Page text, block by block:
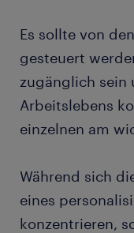
Es sollte von
gesteuert
zugänglich sein
Arbeitslebens
einzelnen am
Während sich
eines
konzentrieren,